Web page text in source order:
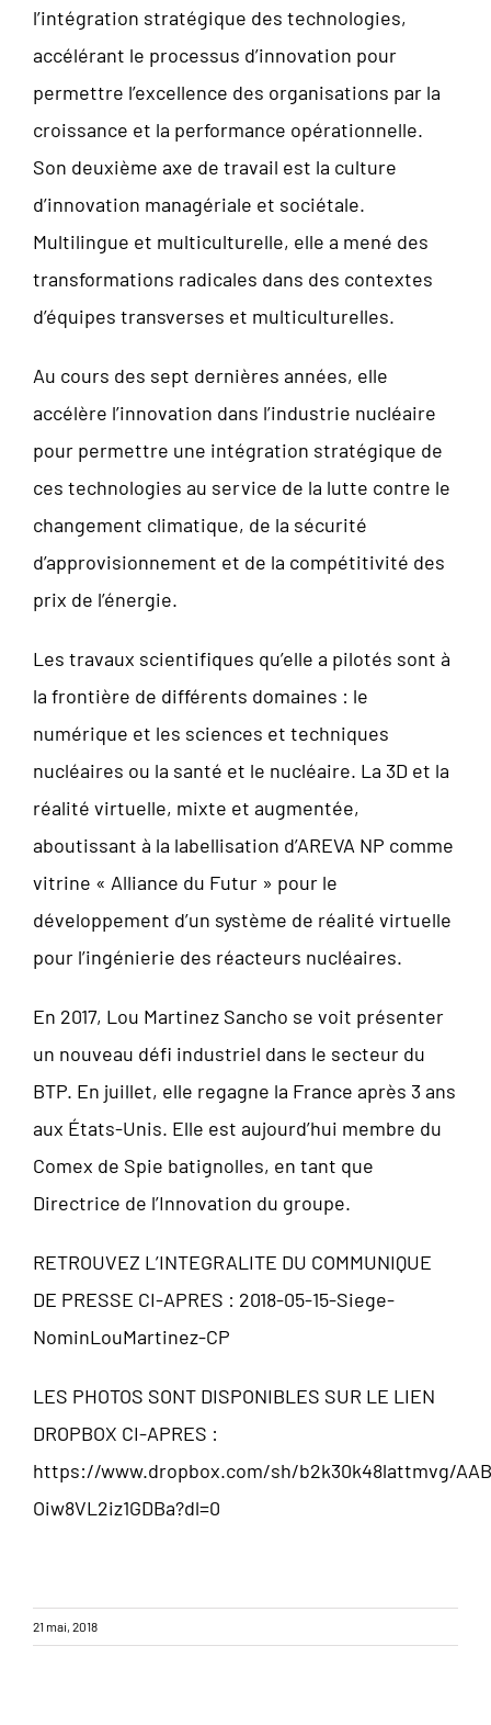
l’intégration stratégique des technologies,
accélérant le processus d’innovation pour
permettre l’excellence des organisations par la
croissance et la performance opérationnelle.
Son deuxième axe de travail est la culture
d’innovation managériale et sociétale.
Multilingue et multiculturelle, elle a mené des
transformations radicales dans des contextes
d’équipes transverses et multiculturelles.
Au cours des sept dernières années, elle
accélère l’innovation dans l’industrie nucléaire
pour permettre une intégration stratégique de
ces technologies au service de la lutte contre le
changement climatique, de la sécurité
d’approvisionnement et de la compétitivité des
prix de l’énergie.
Les travaux scientifiques qu’elle a pilotés sont à
la frontière de différents domaines : le
numérique et les sciences et techniques
nucléaires ou la santé et le nucléaire. La 3D et la
réalité virtuelle, mixte et augmentée,
aboutissant à la labellisation d’AREVA NP comme
vitrine « Alliance du Futur » pour le
développement d’un système de réalité virtuelle
pour l’ingénierie des réacteurs nucléaires.
En 2017, Lou Martinez Sancho se voit présenter
un nouveau défi industriel dans le secteur du
BTP. En juillet, elle regagne la France après 3 ans
aux États-Unis. Elle est aujourd’hui membre du
Comex de Spie batignolles, en tant que
Directrice de l’Innovation du groupe.
RETROUVEZ L’INTEGRALITE DU COMMUNIQUE
DE PRESSE CI-APRES : 2018-05-15-Siege-
NominLouMartinez-CP
LES PHOTOS SONT DISPONIBLES SUR LE LIEN
DROPBOX CI-APRES :
https://www.dropbox.com/sh/b2k30k48lattmvg/
Oiw8VL2iz1GDBa?dl=0
21 mai, 2018